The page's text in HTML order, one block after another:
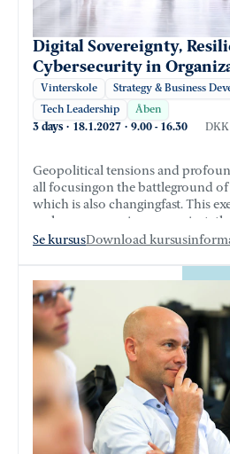
Digital Sovereignty,
Cybersecurity in
Vinterskole
Strategy & Business
Tech Leadership
Åben
3 days · 18.1.2027 · 9.00 - 16.30
Geopolitical tensions and
all focusing on the battleground
which is also changing fast. This
on how companies can navigate
develop resilience and a strategic
Se kursusDownload